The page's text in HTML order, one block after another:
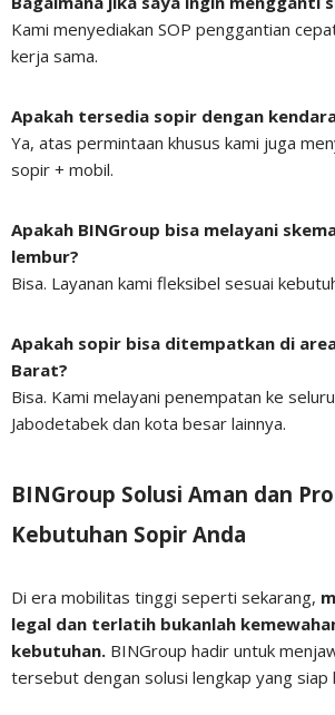
Kami menyediakan SOP penggantian
kerja sama.
Apakah tersedia sopir dengan
Ya, atas permintaan khusus kami juga
sopir + mobil.
Apakah BINGroup bisa melayani
lembur?
Bisa. Layanan kami fleksibel sesuai
Apakah sopir bisa ditempatkan di
Barat?
Bisa. Kami melayani penempatan ke
Jabodetabek dan kota besar lainnya.
BINGroup Solusi Aman dan
Kebutuhan Sopir Anda
Di era mobilitas tinggi seperti sekarang,
legal dan terlatih bukanlah
kebutuhan. BINGroup hadir untuk
tersebut dengan solusi lengkap yang siap